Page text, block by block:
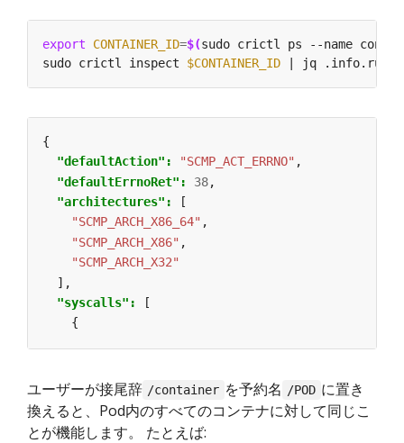
export CONTAINER_ID=$(sudo crictl ps --name
sudo crictl inspect $CONTAINER_ID
{
"defaultAction":
"SCMP_ACT_ERRNO" ,
"defaultErrnoRet": 38,
"architectures":
[
"SCMP_ARCH_X86_64" ,
"SCMP_ARCH_X86" ,
"SCMP_ARCH_X32"
],
"syscalls":
[
{
ユーザーが接尾辞 /container を予約名 /POD に置き
換えると、Pod内のすべてのコンテナに対して同じこ
とが機能します。 たとえば: